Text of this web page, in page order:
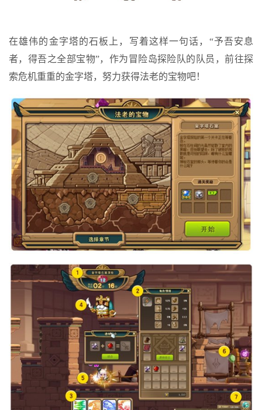
在雄伟的金字塔的石板上，写着这样一句话，“予吾安息
者，得吾之全部宝物”，作为冒险岛探险队的队员，前往探
索危机重重的金字塔，努力获得法老的宝物吧！